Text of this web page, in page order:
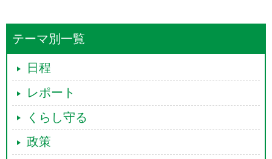
テーマ別一覧
日程
レポート
くらし守る
政策